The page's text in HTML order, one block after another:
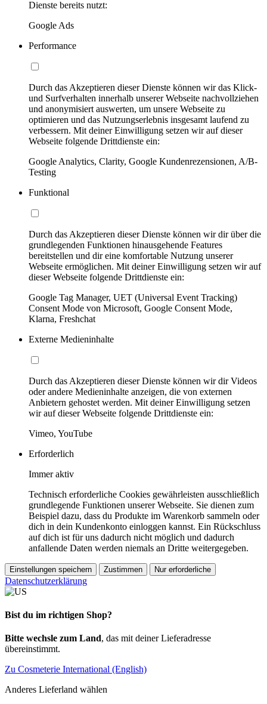
Dienste bereits nutzt:
Google Ads
Performance
Durch das Akzeptieren dieser Dienste können wir das Klick-
und Surfverhalten innerhalb unserer Webseite nachvollziehen
und anonymisiert auswerten, um unsere Webseite zu
optimieren und das Nutzungserlebnis insgesamt laufend zu
verbessern. Mit deiner Einwilligung setzen wir auf dieser
Webseite folgende Drittdienste ein:
Google Analytics, Clarity, Google Kundenrezensionen, A/B-
Testing
Funktional
Durch das Akzeptieren dieser Dienste können wir dir über die
grundlegenden Funktionen hinausgehende Features
bereitstellen und dir eine komfortable Nutzung unserer
Webseite ermöglichen. Mit deiner Einwilligung setzen wir auf
dieser Webseite folgende Drittdienste ein:
Google Tag Manager, UET (Universal Event Tracking)
Consent Mode von Microsoft, Google Consent Mode,
Klarna, Freshchat
Externe Medieninhalte
Durch das Akzeptieren dieser Dienste können wir dir Videos
oder andere Medieninhalte anzeigen, die von externen
Anbietern gehostet werden. Mit deiner Einwilligung setzen
wir auf dieser Webseite folgende Drittdienste ein:
Vimeo, YouTube
Erforderlich
Immer aktiv
Technisch erforderliche Cookies gewährleisten ausschließlich
grundlegende Funktionen unserer Webseite. Sie dienen zum
Beispiel dazu, dass du Produkte im Warenkorb sammeln oder
dich in dein Kundenkonto einloggen kannst. Ein Rückschluss
auf dich ist für uns dadurch nicht möglich und dadurch
anfallende Daten werden niemals an Dritte weitergegeben.
Einstellungen speichern Zustimmen Nur erforderliche
Datenschutzerklärung
Bist du im richtigen Shop?
Bitte wechsle zum Land, das mit deiner Lieferadresse
übereinstimmt.
Zu Cosmeterie International (English)
Anderes Lieferland wählen